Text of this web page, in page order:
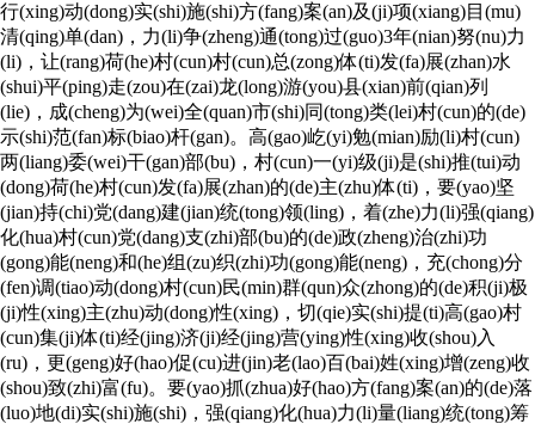
行(xing)动(dong)实(shi)施(shi)方(fang)案(an)及(ji)项(xiang)目(mu)
清(qing)单(dan)，力(li)争(zheng)通(tong)过(guo)3年(nian)努(nu)力
(li)，让(rang)荷(he)村(cun)村(cun)总(zong)体(ti)发(fa)展(zhan)水
(shui)平(ping)走(zou)在(zai)龙(long)游(you)县(xian)前(qian)列
(lie)，成(cheng)为(wei)全(quan)市(shi)同(tong)类(lei)村(cun)的(de)
示(shi)范(fan)标(biao)杆(gan)。高(gao)屹(yi)勉(mian)励(li)村(cun)
两(liang)委(wei)干(gan)部(bu)，村(cun)一(yi)级(ji)是(shi)推(tui)动
(dong)荷(he)村(cun)发(fa)展(zhan)的(de)主(zhu)体(ti)，要(yao)坚
(jian)持(chi)党(dang)建(jian)统(tong)领(ling)，着(zhe)力(li)强(qiang)
化(hua)村(cun)党(dang)支(zhi)部(bu)的(de)政(zheng)治(zhi)功
(gong)能(neng)和(he)组(zu)织(zhi)功(gong)能(neng)，充(chong)分
(fen)调(tiao)动(dong)村(cun)民(min)群(qun)众(zhong)的(de)积(ji)极
(ji)性(xing)主(zhu)动(dong)性(xing)，切(qie)实(shi)提(ti)高(gao)村
(cun)集(ji)体(ti)经(jing)济(ji)经(jing)营(ying)性(xing)收(shou)入
(ru)，更(geng)好(hao)促(cu)进(jin)老(lao)百(bai)姓(xing)增(zeng)收
(shou)致(zhi)富(fu)。要(yao)抓(zhua)好(hao)方(fang)案(an)的(de)落
(luo)地(di)实(shi)施(shi)，强(qiang)化(hua)力(li)量(liang)统(tong)筹